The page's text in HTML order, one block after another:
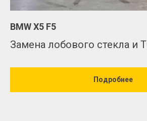
BMW X5 F5
Замена лобового стекла и
Подробнее